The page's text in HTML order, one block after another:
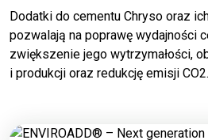
Dodatki do cementu Chryso oraz
pozwalają na poprawę wydajności
zwiększenie jego wytrzymałości,
i produkcji oraz redukcję emisji CO2.